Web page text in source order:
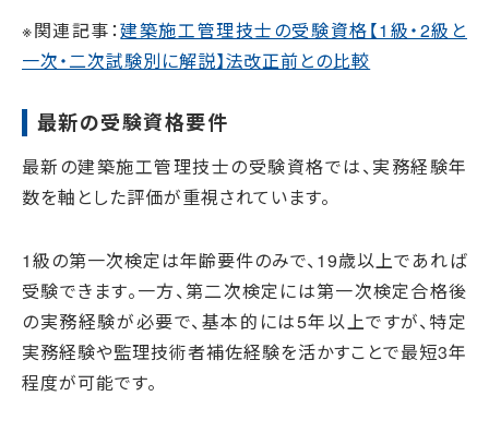
※関連記事：建築施工管理技士の受験資格【1級・2級と
一次・二次試験別に解説】法改正前との比較
最新の受験資格要件
最新の建築施工管理技士の受験資格では、実務経験年
数を軸とした評価が重視されています。
1級の第一次検定は年齢要件のみで、19歳以上であれば
受験できます。一方、第二次検定には第一次検定合格後
の実務経験が必要で、基本的には5年以上ですが、特定
実務経験や監理技術者補佐経験を活かすことで最短3年
程度が可能です。